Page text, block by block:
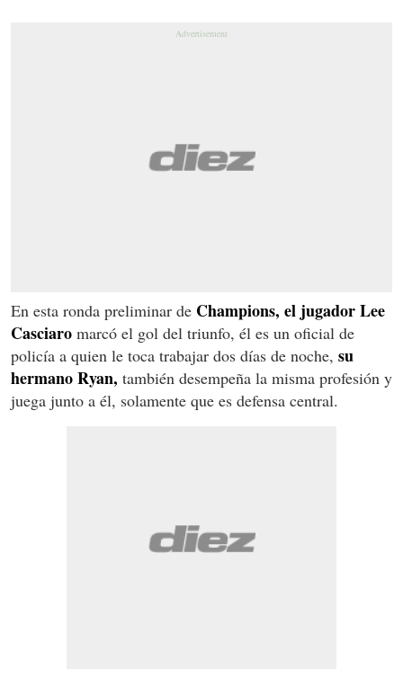
En esta ronda preliminar de Champions, el jugador Lee
Casciaro marcó el gol del triunfo, él es un oficial de
policía a quien le toca trabajar dos días de noche, su
hermano Ryan, también desempeña la misma profesión y
juega junto a él, solamente que es defensa central.